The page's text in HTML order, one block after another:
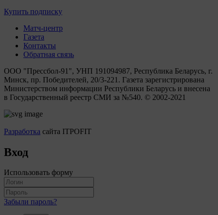
Купить подписку
Матч-центр
Газета
Контакты
Обратная связь
ООО "Прессбол-91", УНП 191094987, Республика Беларусь, г.
Минск, пр. Победителей, 20/3-221. Газета зарегистрирована
Министерством информации Республики Беларусь и внесена
в Государственный реестр СМИ за №540. © 2002-2021
Разработка сайта ITPOFIT
Вход
Использовать форму
Забыли пароль?